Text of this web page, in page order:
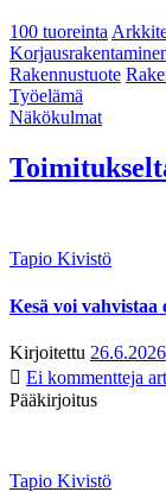
100 tuoreinta
Rakennustuote
Työelämä
Näkökulmat
Tapio Kivistö
Kesä voi vahvistaa
Kirjoitettu 26.6.2026
Ei kommentteja
Pääkirjoitus
Tapio Kivistö